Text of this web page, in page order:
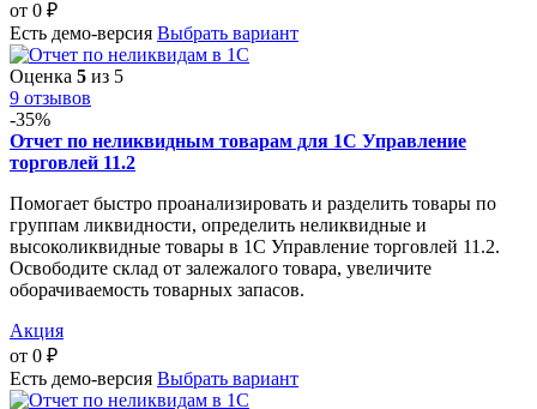
от 0 ₽
Есть демо-версия Выбрать вариант
Оценка 5 из 5
9 отзывов
-35%
Отчет по неликвидным товарам для 1С Управление
торговлей 11.2
Помогает быстро проанализировать и разделить товары по
группам ликвидности, определить неликвидные и
высоколиквидные товары в 1С Управление торговлей 11.2.
Освободите склад от залежалого товара, увеличите
оборачиваемость товарных запасов.
Акция
от 0 ₽
Есть демо-версия Выбрать вариант